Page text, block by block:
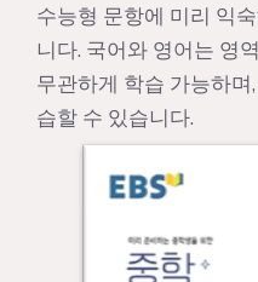
수능형 문항에 미리 익
니다. 국어와 영어는 영
무관하게 학습 가능하
습할 수 있습니다.